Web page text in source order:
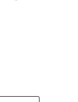
(ഇന്ത്യന്‍